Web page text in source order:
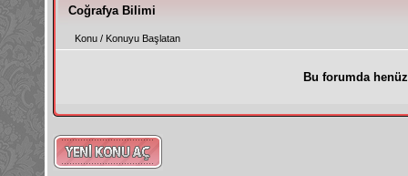
Coğrafya Bilimi
Konu / Konuyu Başlatan
Bu forumda